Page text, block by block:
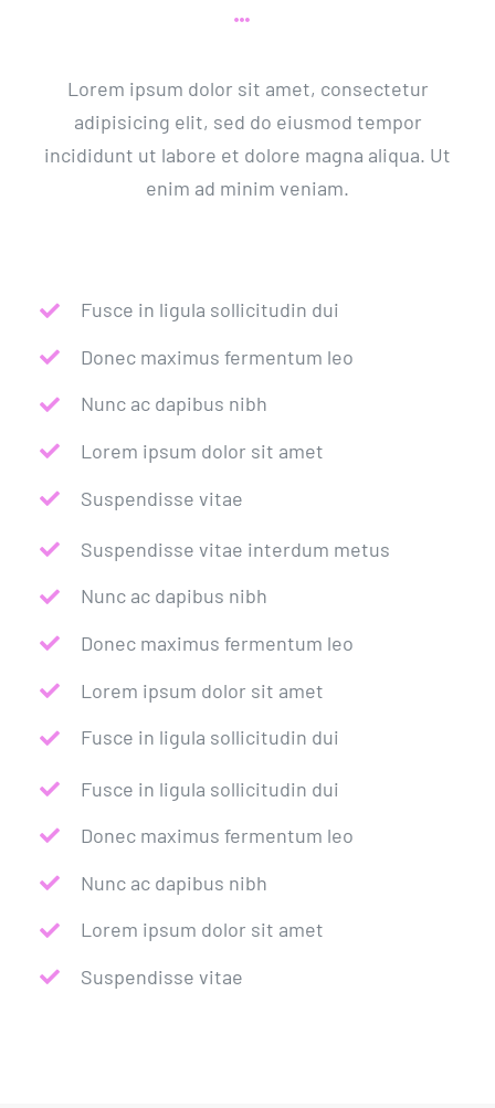
Lorem ipsum dolor sit amet, consectetur
adipisicing elit, sed do eiusmod tempor
incididunt ut labore et dolore magna aliqua. Ut
enim ad minim veniam.
Fusce in ligula sollicitudin dui
Donec maximus fermentum leo
Nunc ac dapibus nibh
Lorem ipsum dolor sit amet
Suspendisse vitae
Suspendisse vitae interdum metus
Nunc ac dapibus nibh
Donec maximus fermentum leo
Lorem ipsum dolor sit amet
Fusce in ligula sollicitudin dui
Fusce in ligula sollicitudin dui
Donec maximus fermentum leo
Nunc ac dapibus nibh
Lorem ipsum dolor sit amet
Suspendisse vitae